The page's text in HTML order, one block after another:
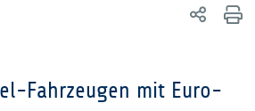
Fahrzeugen mit Euro-